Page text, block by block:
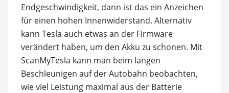
Endgeschwindigkeit, dann ist das ein Anzeichen
für einen hohen Innenwiderstand. Alternativ
kann Tesla auch etwas an der Firmware
verändert haben, um den Akku zu schonen. Mit
ScanMyTesla kann man beim langen
Beschleunigen auf der Autobahn beobachten,
wie viel Leistung maximal aus der Batterie